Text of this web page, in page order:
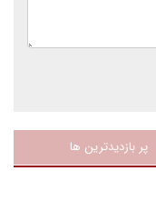
پر بازدیدترین ها